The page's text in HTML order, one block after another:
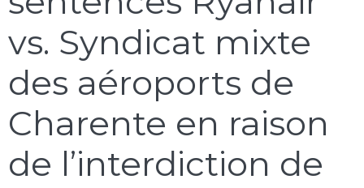
vs. Syndicat mixte
des aéroports de
Charente en raison
de l’interdiction de